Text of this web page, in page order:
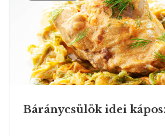
Báránycsülök idei